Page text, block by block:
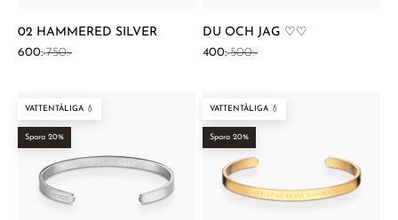
02 HAMMERED SILVER
REA-pris
600:-Pris
750:-
DU OCH JAG ♡♡
REA-pris
400:-Pris
500:-
VATTENTÅLIGA 💧
Spara 20%
VATTENTÅLIGA 💧
Spara 20%